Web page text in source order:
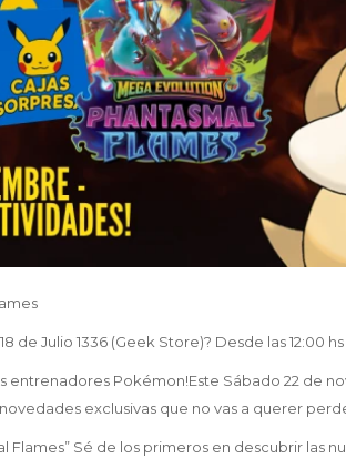
de Julio 1336 (Geek Store)? Desde las 12:00
entrenadores Pokémon!Este Sábado 22 de
exclusivas que no vas a querer
Flames” Sé de los primeros en descubrir las